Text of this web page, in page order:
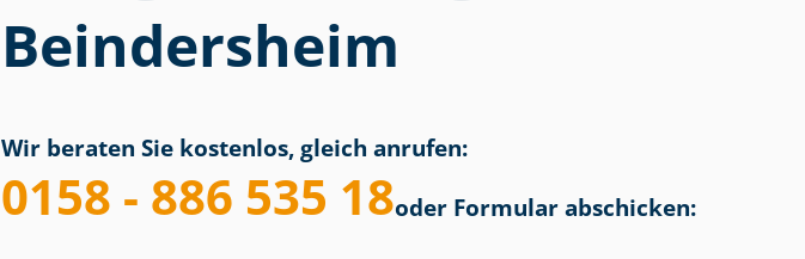
Beindersheim
Wir beraten Sie kostenlos, gleich anrufen:
0158 - 886 535 18oder Formular abschicken: